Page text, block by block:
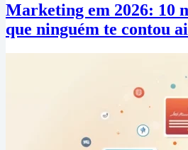
Marketing em 2026: 10
que ninguém te contou